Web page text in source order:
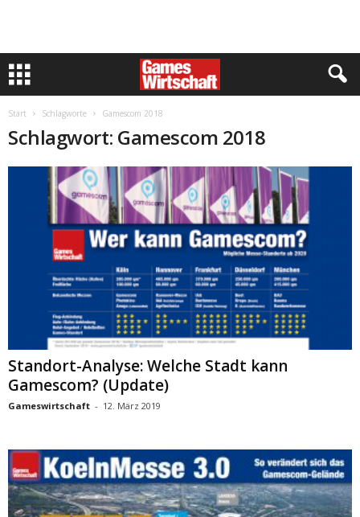
Start Schlagworte Gamescom 2018
Schlagwort: Gamescom 2018
Standort-Analyse: Welche Stadt kann
Gamescom? (Update)
Gameswirtschaft - 12. März 2019